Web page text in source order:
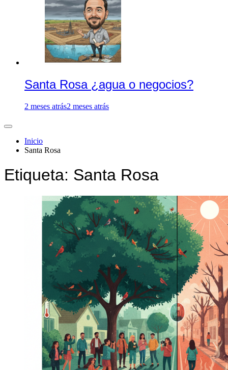
Santa Rosa ¿agua o negocios?
2 meses atrás2 meses atrás
Inicio
Santa Rosa
Etiqueta: Santa Rosa